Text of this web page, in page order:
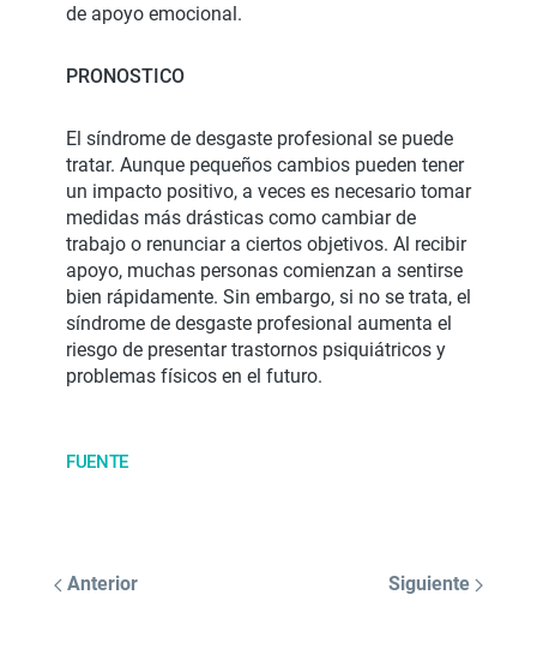
de apoyo emocional.
PRONOSTICO
El síndrome de desgaste profesional se puede
tratar. Aunque pequeños cambios pueden tener
un impacto positivo, a veces es necesario tomar
medidas más drásticas como cambiar de
trabajo o renunciar a ciertos objetivos. Al recibir
apoyo, muchas personas comienzan a sentirse
bien rápidamente. Sin embargo, si no se trata, el
síndrome de desgaste profesional aumenta el
riesgo de presentar trastornos psiquiátricos y
problemas físicos en el futuro.
FUENTE
Anterior Siguiente